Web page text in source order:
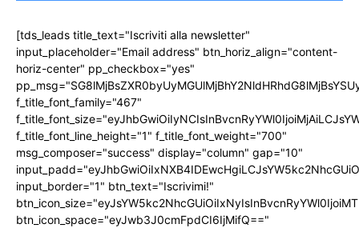
[tds_leads title_text="Iscriviti alla newsletter"
input_placeholder="Email address" btn_horiz_align="content-
horiz-center" pp_checkbox="yes"
f_title_font_family="467"
f_title_font_line_height="1" f_title_font_weight="700"
msg_composer="success" display="column" gap="10"
input_border="1" btn_text="Iscrivimi!"
btn_icon_space="eyJwb3J0cmFpdCI6IjMifQ=="